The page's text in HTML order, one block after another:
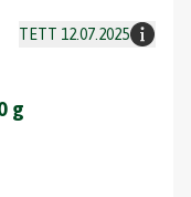
TETT 12.07.2025
g